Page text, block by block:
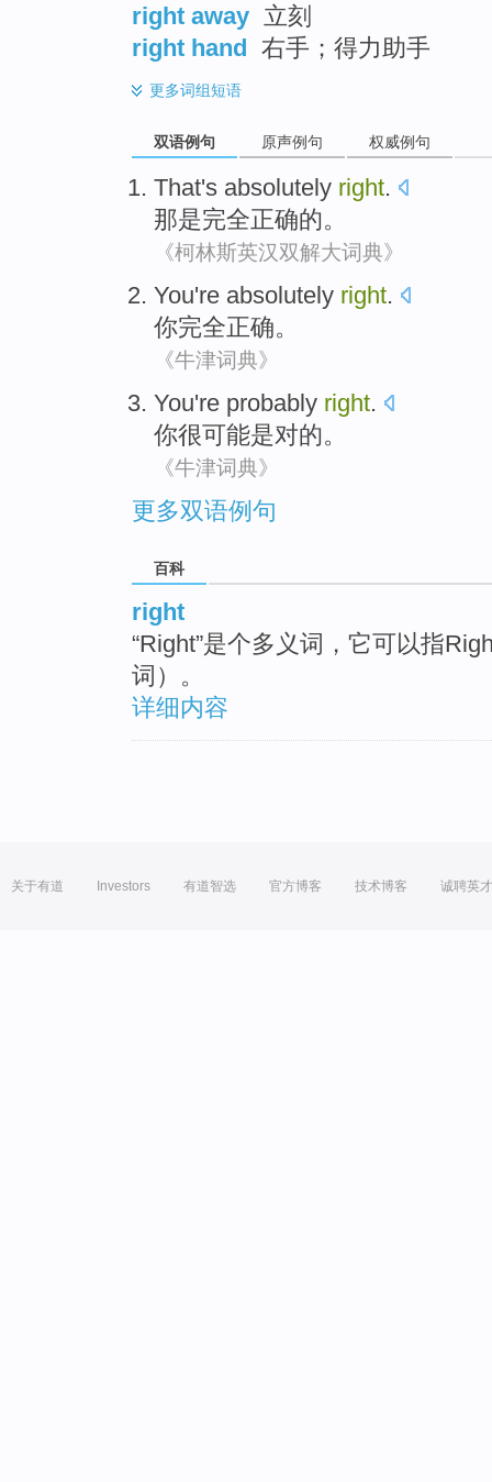
right away 立刻
right hand 右手；得力助手
更多词组短语
双语例句 原声例句 权威例句
That's absolutely right.
那是完全正确的。
《柯林斯英汉双解大词典》
You're absolutely right.
你完全正确。
《牛津词典》
You're probably right.
你很可能是对的。
《牛津词典》
更多双语例句
百科
right
“Right”是个多义词，它可以指
词）。
详细内容
关于有道 Investors 有道智选 官方博客 技术博客 诚聘英才